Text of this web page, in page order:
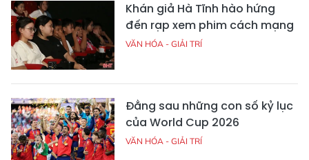
Khán giả Hà Tĩnh hào hứng
đến rạp xem phim cách mạng
VĂN HÓA - GIẢI TRÍ
Đằng sau những con số kỷ lục
của World Cup 2026
VĂN HÓA - GIẢI TRÍ